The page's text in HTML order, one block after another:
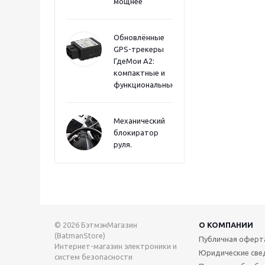
Обновлённые
GPS-трекеры
ГдеМои А2:
компактные и
функциональные
Механический
блокиратор
руля.
© 2026 БэтмэнМагазин
(BatmanStore)
Интернет-магазин электроники и
систем безопасности
О КОМПАНИИ
Публичная
Юридические